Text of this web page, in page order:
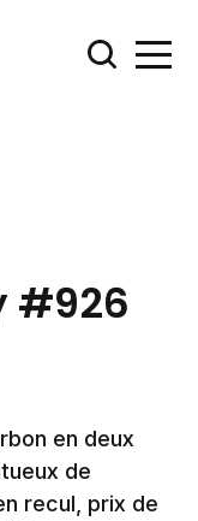
#926
en deux
de
recul, prix de